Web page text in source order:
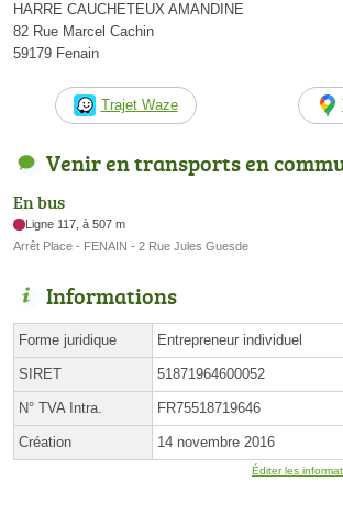
HARRE CAUCHETEUX AMANDINE
82 Rue Marcel Cachin
59179 Fenain
Trajet Waze
Venir en transports en
En bus
Ligne 117, à 507 m
Arrêt Place - FENAIN - 2 Rue Jules Guesde
Informations
Forme juridique Entrepreneur individuel
SIRET 51871964600052
N° TVA Intra. FR75518719646
Création 14 novembre 2016
Éditer les